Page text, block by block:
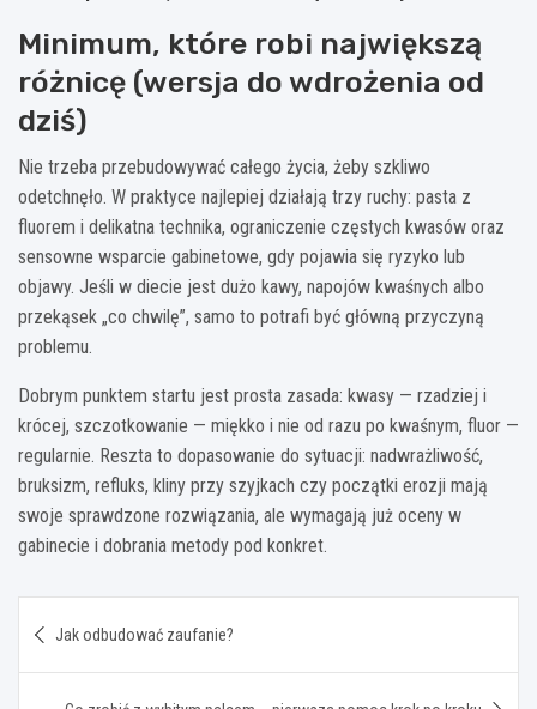
Minimum, które robi największą
różnicę (wersja do wdrożenia od
dziś)
Nie trzeba przebudowywać całego życia, żeby szkliwo
odetchnęło. W praktyce najlepiej działają trzy ruchy: pasta z
fluorem i delikatna technika, ograniczenie częstych kwasów oraz
sensowne wsparcie gabinetowe, gdy pojawia się ryzyko lub
objawy. Jeśli w diecie jest dużo kawy, napojów kwaśnych albo
przekąsek „co chwilę”, samo to potrafi być główną przyczyną
problemu.
Dobrym punktem startu jest prosta zasada: kwasy — rzadziej i
krócej, szczotkowanie — miękko i nie od razu po kwaśnym, fluor —
regularnie. Reszta to dopasowanie do sytuacji: nadwrażliwość,
bruksizm, refluks, kliny przy szyjkach czy początki erozji mają
swoje sprawdzone rozwiązania, ale wymagają już oceny w
gabinecie i dobrania metody pod konkret.
wpisu
Jak odbudować zaufanie?